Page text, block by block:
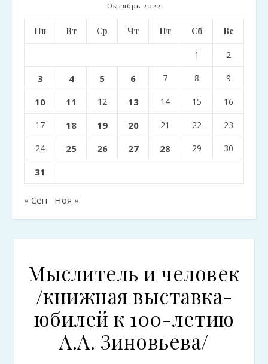
Октябрь 2022
Пн Вт Ср Чт Пт Сб Вс
1 2
3 4 5 6 7 8 9
10 11 12 13 14 15 16
17 18 19 20 21 22 23
24 25 26 27 28 29 30
31
« Сен Ноя »
Мыслитель и человек
/книжная выставка-
юбилей к 100-летию
А.А. Зиновьева/